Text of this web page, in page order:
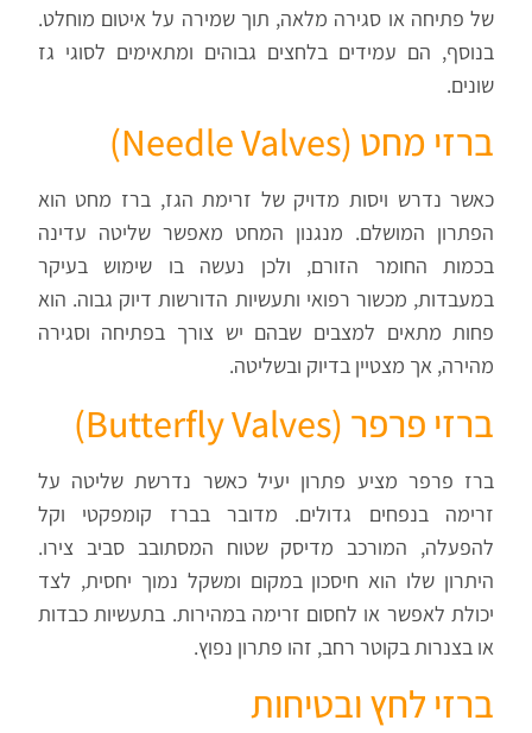
של פתיחה או סגירה מלאה, תוך שמירה על איטום מוחלט.
בנוסף, הם עמידים בלחצים גבוהים ומתאימים לסוגי גז
שונים.
ברזי מחט (Needle Valves
)
כאשר נדרש ויסות מדויק של זרימת הגז, ברז מחט הוא
הפתרון המושלם. מנגנון המחט מאפשר שליטה עדינה
בכמות החומר הזורם, ולכן נעשה בו שימוש בעיקר
במעבדות, מכשור רפואי ותעשיות הדורשות דיוק גבוה. הוא
פחות מתאים למצבים שבהם יש צורך בפתיחה וסגירה
מהירה, אך מצטיין בדיוק ובשליטה.
ברזי פרפר (Butterfly Valves
)
ברז פרפר מציע פתרון יעיל כאשר נדרשת שליטה על
זרימה בנפחים גדולים. מדובר בברז קומפקטי וקל
להפעלה, המורכב מדיסק שטוח המסתובב סביב צירו.
היתרון שלו הוא חיסכון במקום ומשקל נמוך יחסית, לצד
יכולת לאפשר או לחסום זרימה במהירות. בתעשיות כבדות
או בצנרות בקוטר רחב, זהו פתרון נפוץ.
ברזי לחץ ובטיחות